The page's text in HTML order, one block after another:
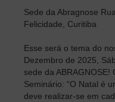
Sede da Abragnose
Felicidade, Curitiba
Esse será o tema do
Dezembro de 2025,
sede da
Seminário: “O Natal é
deve realizar-se em